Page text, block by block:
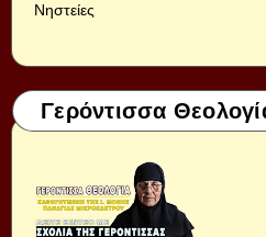
Νηστείες
Γερόντισσα